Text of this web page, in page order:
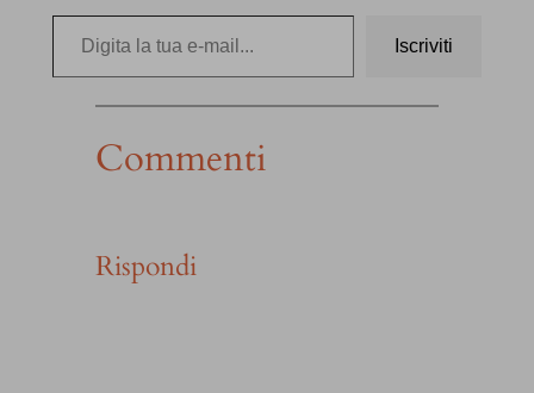
Digita la tua e-mail…
Iscriviti
Commenti
Rispondi